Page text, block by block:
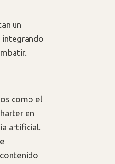
un
integrando
como el
en
artificial.